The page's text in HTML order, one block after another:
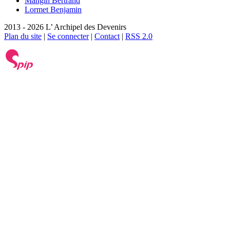
Lormet Benjamin
2013 - 2026 L’ Archipel des Devenirs
Plan du site | Se connecter| Contact | RSS 2.0